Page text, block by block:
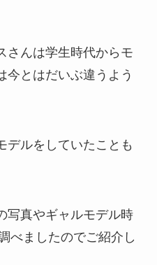
さんは学生時代からモ
今とはだいぶ違うよう
デルをしていたことも
写真やギャルモデル時
べましたのでご紹介し